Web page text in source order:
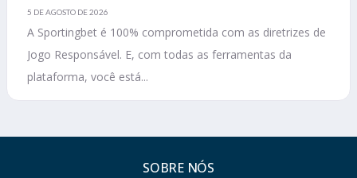
5 DE AGOSTO DE 2026
A Sportingbet é 100% comprometida com as diretrizes de
Jogo Responsável. E, com todas as ferramentas da
plataforma, você está...
SOBRE NÓS